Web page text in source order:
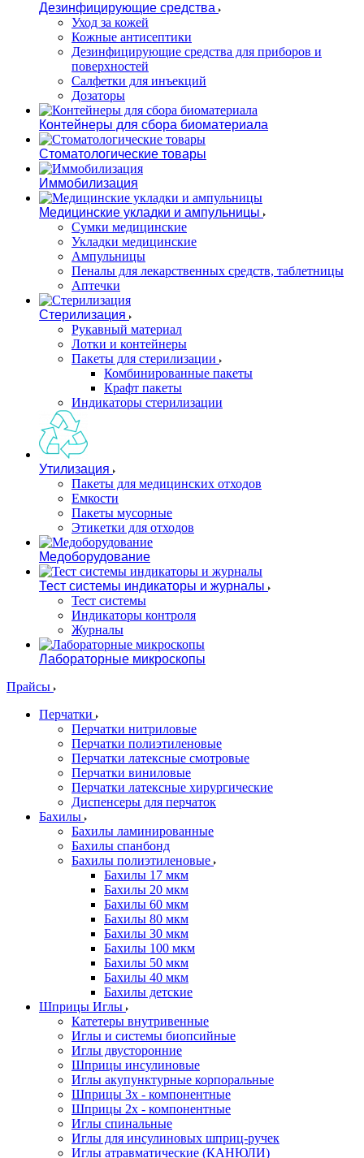
Дезинфицирующие средства
Уход за кожей
Кожные антисептики
Дезинфицирующие средства для приборов и
поверхностей
Салфетки для инъекций
Дозаторы
Контейнеры для сбора биоматериала
Стоматологические товары
Иммобилизация
Медицинские укладки и ампульницы
Сумки медицинские
Укладки медицинские
Ампульницы
Пеналы для лекарственных средств, таблетницы
Аптечки
Стерилизация
Рукавный материал
Лотки и контейнеры
Пакеты для стерилизации
Комбинированные пакеты
Крафт пакеты
Индикаторы стерилизации
Утилизация
Пакеты для медицинских отходов
Емкости
Пакеты мусорные
Этикетки для отходов
Медоборудование
Тест системы индикаторы и журналы
Тест системы
Индикаторы контроля
Журналы
Лабораторные микроскопы
Прайсы
Перчатки
Перчатки нитриловые
Перчатки полиэтиленовые
Перчатки латексные смотровые
Перчатки виниловые
Перчатки латексные хирургические
Диспенсеры для перчаток
Бахилы
Бахилы ламинированные
Бахилы спанбонд
Бахилы полиэтиленовые
Бахилы 17 мкм
Бахилы 20 мкм
Бахилы 60 мкм
Бахилы 80 мкм
Бахилы 30 мкм
Бахилы 100 мкм
Бахилы 50 мкм
Бахилы 40 мкм
Бахилы детские
Шприцы Иглы
Катетеры внутривенные
Иглы и системы биопсийные
Иглы двусторонние
Шприцы инсулиновые
Иглы акупунктурные корпоральные
Шприцы 3х - компонентные
Шприцы 2х - компонентные
Иглы спинальные
Иглы для инсулиновых шприц-ручек
Иглы атравматические (КАНЮЛИ)